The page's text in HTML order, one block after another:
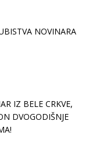
NOVINARA
IZ BELE CRKVE,
DVOGODIŠNJE